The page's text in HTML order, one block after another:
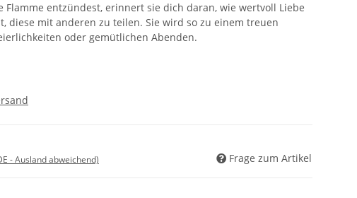
Flamme entzündest, erinnert sie dich daran, wie wertvoll Liebe
diese mit anderen zu teilen. Sie wird so zu einem treuen
oder gemütlichen Abenden.
- Ausland abweichend) Frage zum Artikel